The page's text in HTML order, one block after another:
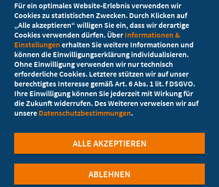
Ihr Landesverband berät Sie!
Ansprechpartner
Werden Sie jetzt Mitglied!
5 Vorteile einer Mitgliedschaft
Für ein optimales Website-Erlebnis verwenden wir
Cookies zu statistischen Zwecken. Durch Klicken auf
„Alle akzeptieren“ willigen Sie ein, dass wir derartige
Cookies verwenden dürfen. Über Informationen &
Einstellungen erhalten Sie weitere Informationen und
können die Einwilligungserklärung individualisieren.
Ohne Einwilligung verwenden wir nur technisch
erforderliche Cookies. Letztere stützen wir auf unser
berechtigtes Interesse gemäß Art. 6 Abs. 1 lit. f DSGVO.
Ihre Einwilligung können Sie jederzeit mit Wirkung für
die Zukunft widerrufen. Des Weiteren verweisen wir auf
unsere Datenschutzbestimmungen.
ABLEHNEN
ALLE AKZEPTIEREN